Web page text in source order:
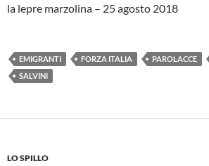
la lepre marzolina – 25 agosto 2018
EMIGRANTI FORZA ITALIA PAROLACCE
SALVINI
LO SPILLO